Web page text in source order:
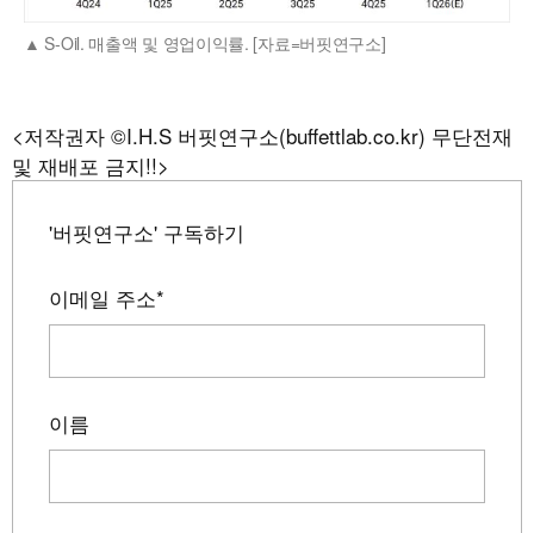
S-Oil. 매출액 및 영업이익률. [자료=버핏연구소]
<저작권자 ©I.H.S 버핏연구소(buffettlab.co.kr) 무단전재
및 재배포 금지!!>
'버핏연구소' 구독하기
이메일 주소*
이름